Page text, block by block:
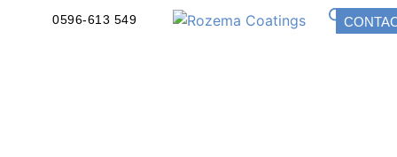
0596-613 549